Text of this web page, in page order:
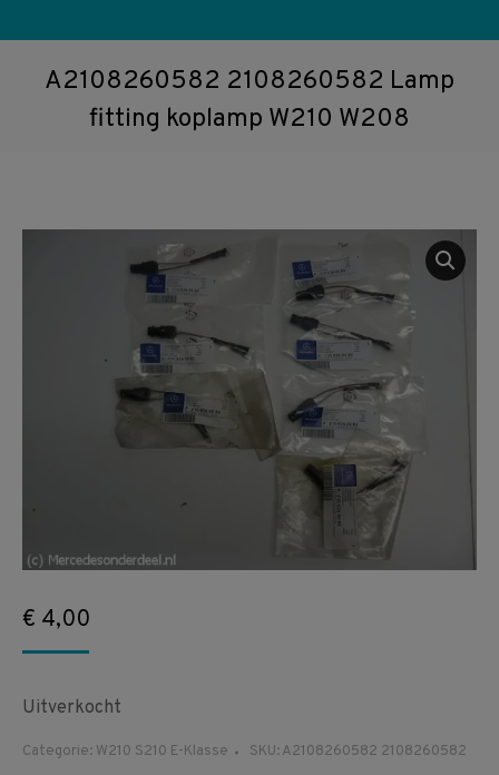
A2108260582 2108260582 Lamp
fitting koplamp W210 W208
€ 4,00
Uitverkocht
Categorie: W210 S210 E-Klasse SKU:A2108260582 2108260582